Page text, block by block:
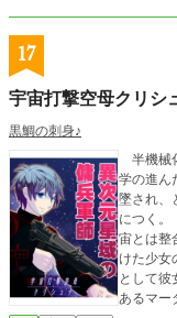
17
宇宙打撃空母クリ
黒鯛の刺身♪
半機械
学の進ん
墜され、
につく。 しかし、カーヴが目覚めた世界は、地球がある宇
宙とは整
けた少
として彼女に雇われる
あるマーダ